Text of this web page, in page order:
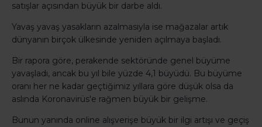
satışlar açısından büyük bir darbe aldı.
Yavaş yavaş yasakların azalmasıyla ise mağazalar artık
dünyanın birçok ülkesinde yeniden açılmaya başladı.
Bir rapora göre, perakende sektöründe genel büyüme
yavaşladı, ancak bu yıl bile yüzde 4,1 büyüdü. Bu büyüme
oranı her ne kadar geçtiğimiz yıllara göre düşük olsa da
aslında Koronavirüs'e rağmen büyük bir gelişme.
Bunun yanında online alışverişe büyük bir ilgi artışı ve geçiş